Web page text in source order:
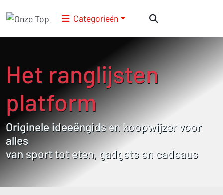
Categorieën
Het ranglijsten
platform
Originele ideeëngids en koopwijzer voor
alles
van sport tot eten, gadgets en cadeaus